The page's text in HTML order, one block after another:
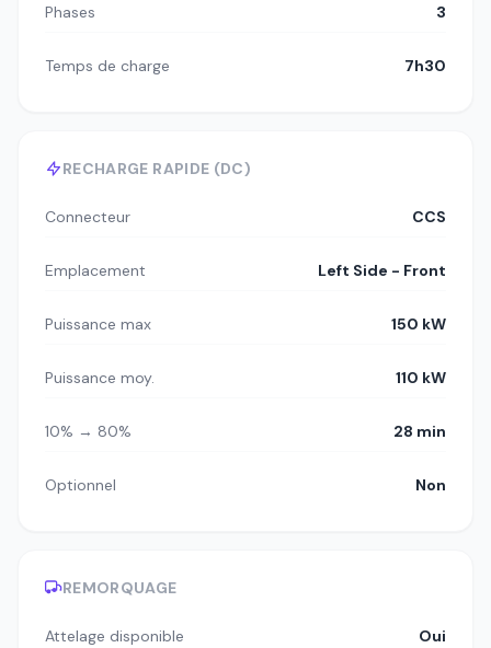
Phases 3
Temps de charge 7h30
RECHARGE RAPIDE (DC)
Connecteur CCS
Emplacement Left Side - Front
Puissance max 150 kW
Puissance moy. 110 kW
10% → 80% 28 min
Optionnel Non
REMORQUAGE
Attelage disponible Oui